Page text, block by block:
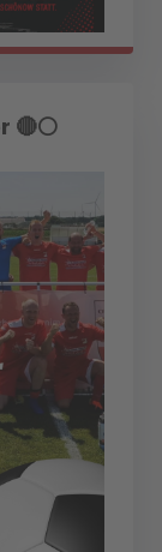
🔴⚪️